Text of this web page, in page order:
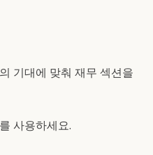
기대에 맞춰 재무 섹션을
사용하세요.